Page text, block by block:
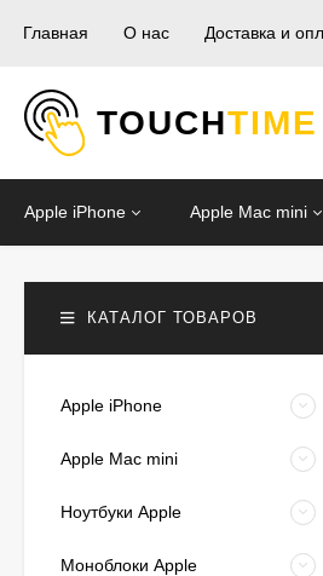
Главная О нас Доставка и
TOUCHTIME
Apple iPhone Apple Mac mini
КАТАЛОГ ТОВАРОВ
Apple iPhone
Apple Mac mini
Ноутбуки Apple
Моноблоки Apple